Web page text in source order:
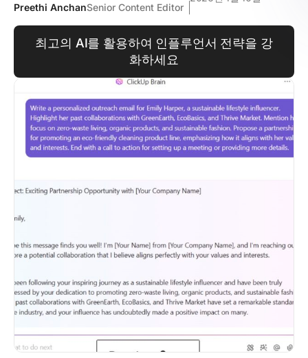
Preethi AnchanSenior Content Editor
최고의 AI를 활용하여 인플루언서 전략을 강
화하세요